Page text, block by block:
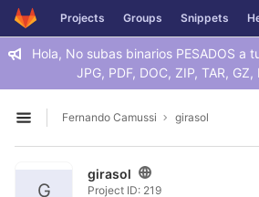
Skip to content
GitLab Projects Groups Snippets
Hola, No subas binarios PESADOS a
JPG, PDF, DOC, ZIP, TAR,
Open sidebar
Fernando Camussi girasol
G
girasol
Project ID: 219